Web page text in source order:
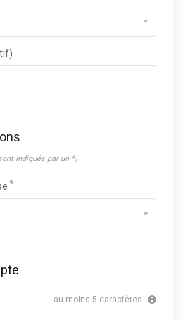
indiqués par un *)
au moins 5 caractères